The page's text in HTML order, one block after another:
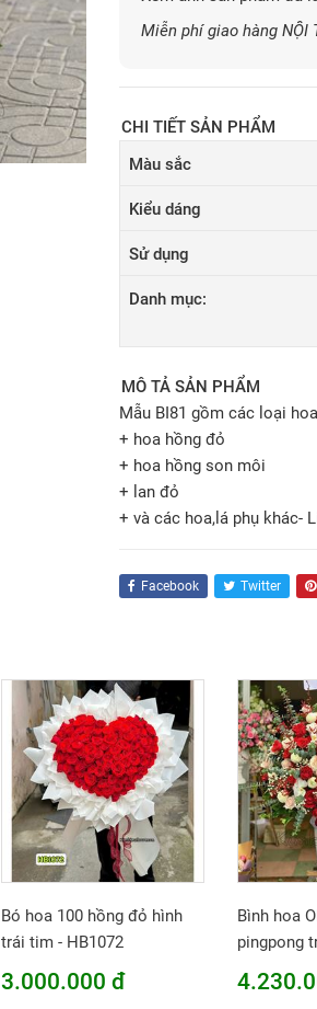
Miễn phí giao hàng NỘI
CHI TIẾT SẢN PHẨM
Màu sắc
Kiểu dáng
Sử dụng
Danh mục:
MÔ TẢ SẢN PHẨM
Mẫu BI81 gồm các loại
+ hoa hồng đỏ
+ hoa hồng son môi
+ lan đỏ
+ và các hoa,lá phụ khác-
Facebook Twitter
Bó hoa 100 hồng đỏ hình
trái tim - HB1072
3.000.000 đ
Bình hoa
pingpong